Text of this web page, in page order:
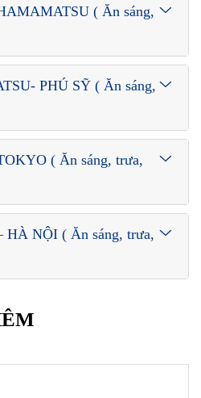
( Ăn sáng,
PHÚ SỸ ( Ăn sáng,
( Ăn sáng, trưa,
NỘI ( Ăn sáng, trưa,